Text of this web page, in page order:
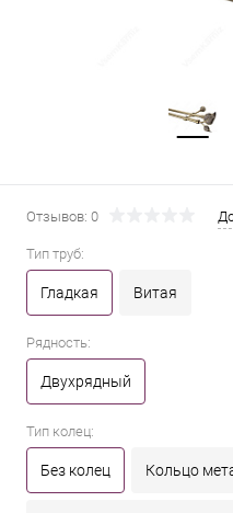
Отзывов: 0
Тип труб:
Гладкая Витая
Рядность:
Двухрядный
Тип колец:
Без колец Кольцо